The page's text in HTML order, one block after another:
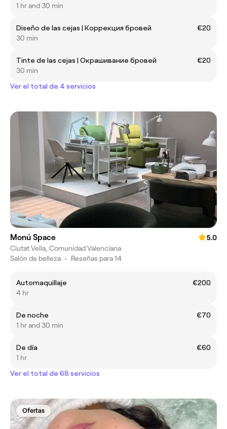
1 hr and 30 min
Diseño de las cejas | Коррекция бровей
€20
30 min
Tinte de las cejas | Окрашивание бровей
€20
30 min
Ver el total de 4 servicios
Monú Space
5.0
Ciutat Vella, Comunidad Valenciana
Salón de belleza • Reseñas para 14
Automaquillaje
€200
4 hr
De noche
€70
1 hr and 30 min
De día
€60
1 hr
Ver el total de 68 servicios
Ofertas